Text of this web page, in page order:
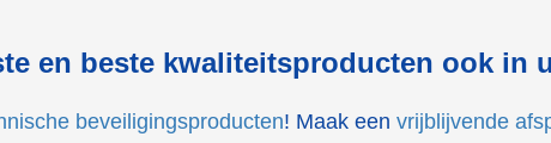
en beste kwaliteitsproducten ook in
beveiligingsproducten! Maak een vrijblijvende